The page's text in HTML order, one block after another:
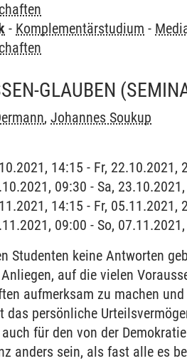
- Komplementärstudium -
GLAUBEN
,Johannes Soukup
14:15 - Fr, 22.10.2021,
09:30 - Sa,
14:15 - Fr, 05.11.2021,
09:00 - So, 07.11.2021,
Studenten keine Antworten
auf die vielen
aufmerksam zu machen
das persönliche
für den von der
anders sein, als fast alle es